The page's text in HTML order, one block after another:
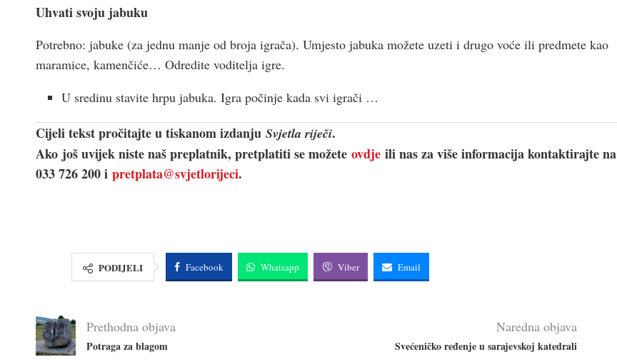
Uhvati svoju jabuku
Potrebno: jabuke (za jednu manje od broja igrača). Umjesto jabuka možete uzeti i drugo voće ili predmete kao
maramice, kamenčiće… Odredite voditelja igre.
U sredinu stavite hrpu jabuka. Igra počinje kada svi igrači …
Cijeli tekst pročitajte u tiskanom izdanju Svjetla riječi.
Ako još uvijek niste naš preplatnik, pretplatiti se možete ovdje ili nas za više informacija kontaktirajte na
033 726 200 i pretplata@svjetlorijeci.
PODIJELI Facebook Whatsapp Viber Email
Prethodna objava
Potraga za blagom
Naredna objava
Svećeničko ređenje u sarajevskoj katedrali